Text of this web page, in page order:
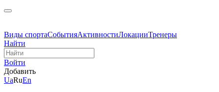
Виды спортаСобытияАктивностиЛокацииТренеры
Найти
Войти
Добавить
UaRuEn